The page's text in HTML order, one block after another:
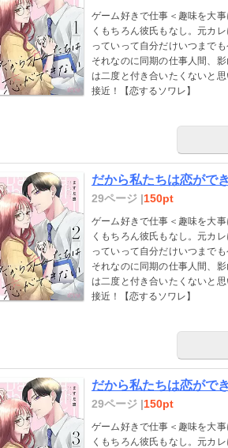
ゲーム好きで仕事＜趣味を大
くもちろん彼氏もなし。元カ
っていって自分だけいつまで
それなのに同期の仕事人間、
は二度と付き合いたくないと
接近！【恋するソワレ】
だから私たちは恋がで
29ページ |150pt
ゲーム好きで仕事＜趣味を大
くもちろん彼氏もなし。元カ
っていって自分だけいつまで
それなのに同期の仕事人間、
は二度と付き合いたくないと
接近！【恋するソワレ】
だから私たちは恋がで
29ページ |150pt
ゲーム好きで仕事＜趣味を大
くもちろん彼氏もなし。元カ